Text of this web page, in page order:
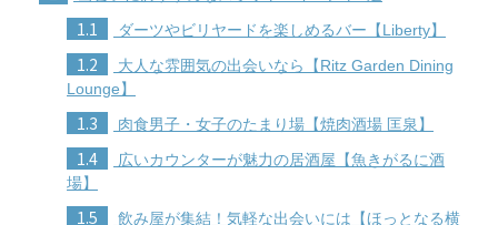
1.1 ダーツやビリヤードを楽しめるバー【Liberty】
1.2
大人な雰囲気の出会いなら【Ritz Garden Dining
Lounge】
1.3 肉食男子・女子のたまり場【焼肉酒場 匡泉】
1.4
広いカウンターが魅力の居酒屋【魚きがるに酒
場】
1.5
飲み屋が集結！気軽な出会いには【ほっとなる横